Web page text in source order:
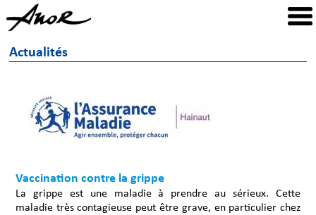
Actualités
Vaccination contre la grippe
La grippe est une maladie à prendre au sérieux. Cette
maladie très contagieuse peut être grave, en particulier chez